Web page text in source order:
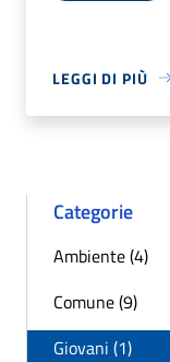
LEGGI DI PIÙ
Categorie
Ambiente (4)
Comune (9)
Giovani (1)